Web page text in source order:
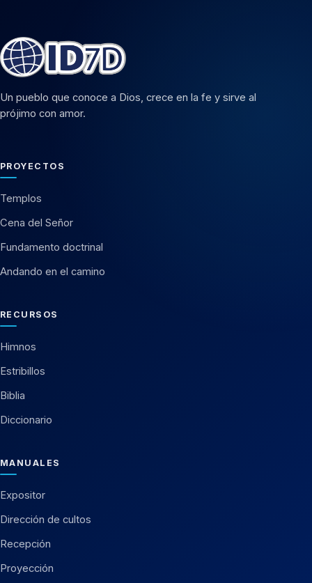
Un pueblo que conoce a Dios, crece en la fe y sirve al
prójimo con amor.
PROYECTOS
Templos
Cena del Señor
Fundamento doctrinal
Andando en el camino
RECURSOS
Himnos
Estribillos
Biblia
Diccionario
MANUALES
Expositor
Dirección de cultos
Recepción
Proyección